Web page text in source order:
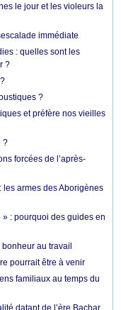
le jour et les violeurs la
immédiate
: quelles sont les
?
?
et préfère nos vieilles
?
forcées de l’après-
armes des Aborigènes
: pourquoi des guides en
au travail
pourrait être à venir
familiaux au temps du
datant de l’ère Bachar